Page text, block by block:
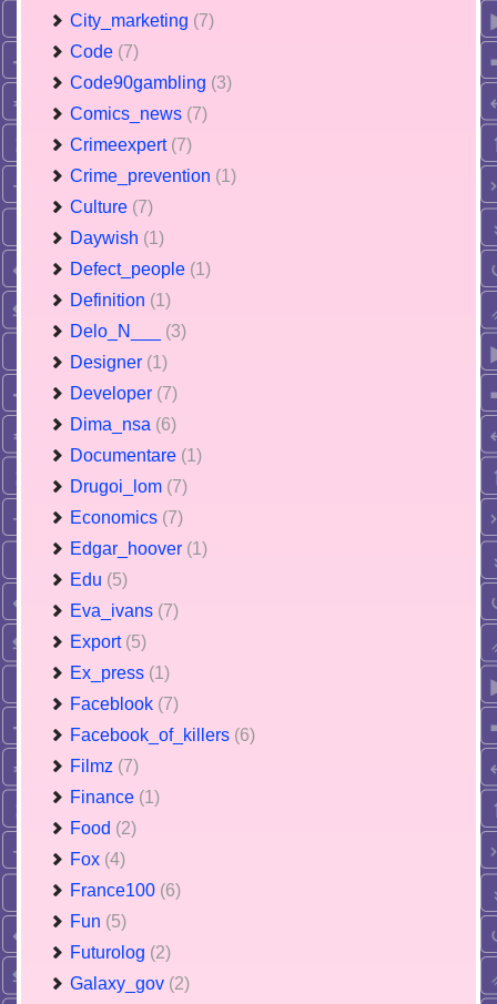
City_marketing (7)
Code (7)
Code90gambling (3)
Comics_news (7)
Crimeexpert (7)
Crime_prevention (1)
Culture (7)
Daywish (1)
Defect_people (1)
Definition (1)
Delo_N___ (3)
Designer (1)
Developer (7)
Dima_nsa (6)
Documentare (1)
Drugoi_lom (7)
Economics (7)
Edgar_hoover (1)
Edu (5)
Eva_ivans (7)
Export (5)
Ex_press (1)
Faceblook (7)
Facebook_of_killers (6)
Filmz (7)
Finance (1)
Food (2)
Fox (4)
France100 (6)
Fun (5)
Futurolog (2)
Galaxy_gov (2)